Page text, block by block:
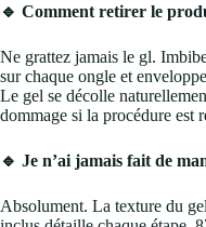
🔹 Comment retirer le
Ne grattez jamais le gl.
sur chaque ongle et
Le gel se décolle
dommage si la procédure est
🔹 Je n’ai jamais fait de
Absolument. La texture du